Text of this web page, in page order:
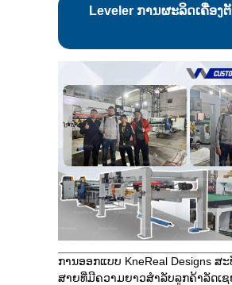
Leveler ການຜະລິດເຄື່ອງ
ການອອກແບບ KneReal Designs ສ
ສາຍທີ່ມີຄວາມຍາວສໍາລັບລູກຄ້າລັດເຊ